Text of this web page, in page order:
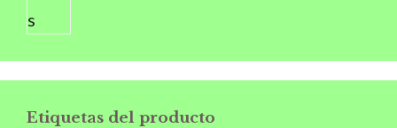
Etiquetas del producto